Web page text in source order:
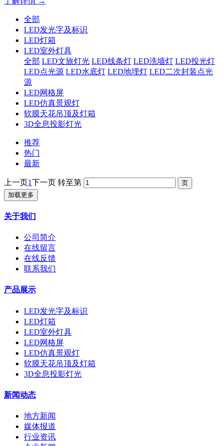
全部
LED发光字及标识
LED灯箱
LED室外灯具
全部 LED文旅灯光 LED线条灯 LED洗墙灯 LED投光灯
LED点光源 LED水底灯 LED地埋灯 LED二次封装点光
源
LED网格屏
LED仿真景观灯
软膜天花吊顶及灯箱
3D全息投影灯光
推荐
热门
最新
上一页1下一页 转至第
加载更多
关于我们
公司简介
在线留言
在线反馈
联系我们
产品展示
LED发光字及标识
LED灯箱
LED室外灯具
LED网格屏
LED仿真景观灯
软膜天花吊顶及灯箱
3D全息投影灯光
新闻动态
地方新闻
媒体报道
行业资讯